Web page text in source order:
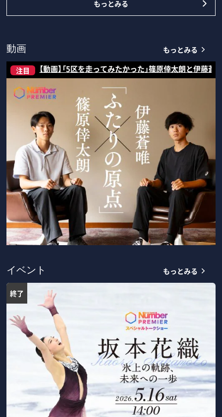
もっとみる
動画 もっとみる
注目 【動画】「5区を走ってみたかった」篠原倖太朗と伊藤
イベント もっとみる
終了